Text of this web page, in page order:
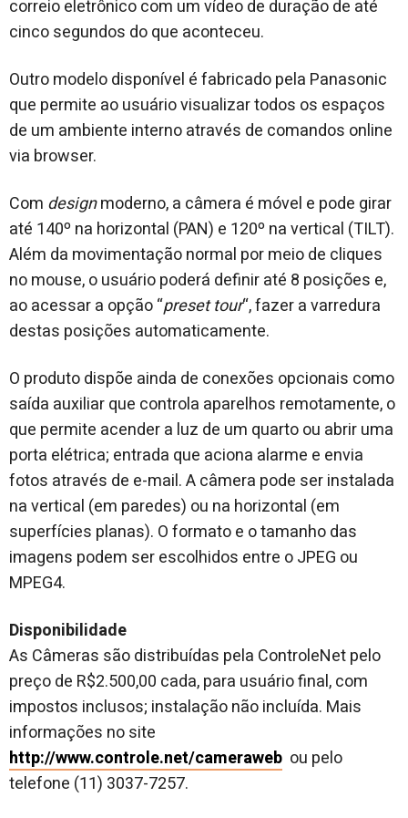
correio eletrônico com um vídeo de duração de até
cinco segundos do que aconteceu.
Outro modelo disponível é fabricado pela Panasonic
que permite ao usuário visualizar todos os espaços
de um ambiente interno através de comandos online
via browser.
Com designmoderno, a câmera é móvel e pode girar
até 140º na horizontal (PAN) e 120º na vertical (TILT).
Além da movimentação normal por meio de cliques
no mouse, o usuário poderá definir até 8 posições e,
ao acessar a opção “preset tour“, fazer a varredura
destas posições automaticamente.
O produto dispõe ainda de conexões opcionais como
saída auxiliar que controla aparelhos remotamente, o
que permite acender a luz de um quarto ou abrir uma
porta elétrica; entrada que aciona alarme e envia
fotos através de e-mail. A câmera pode ser instalada
na vertical (em paredes) ou na horizontal (em
superfícies planas). O formato e o tamanho das
imagens podem ser escolhidos entre o JPEG ou
MPEG4.
Disponibilidade
As Câmeras são distribuídas pela ControleNet pelo
preço de R$2.500,00 cada, para usuário final, com
impostos inclusos; instalação não incluída. Mais
informações no site
http://www.controle.net/cameraweb ou pelo
telefone (11) 3037-7257.